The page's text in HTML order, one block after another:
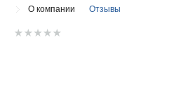
О компании Отзывы